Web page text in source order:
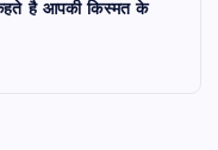
है आपकी किस्मत के